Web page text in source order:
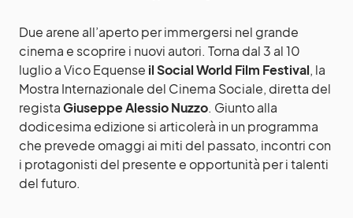
Due arene all’aperto per immergersi nel grande
cinema e scoprire i nuovi autori. Torna dal 3 al 10
luglio a Vico Equense il Social World Film Festival, la
Mostra Internazionale del Cinema Sociale, diretta del
registaGiuseppe Alessio Nuzzo. Giunto alla
dodicesima edizione si articolerà in un programma
che prevede omaggi ai miti del passato, incontri con
i protagonisti del presente e opportunità per i talenti
del futuro.